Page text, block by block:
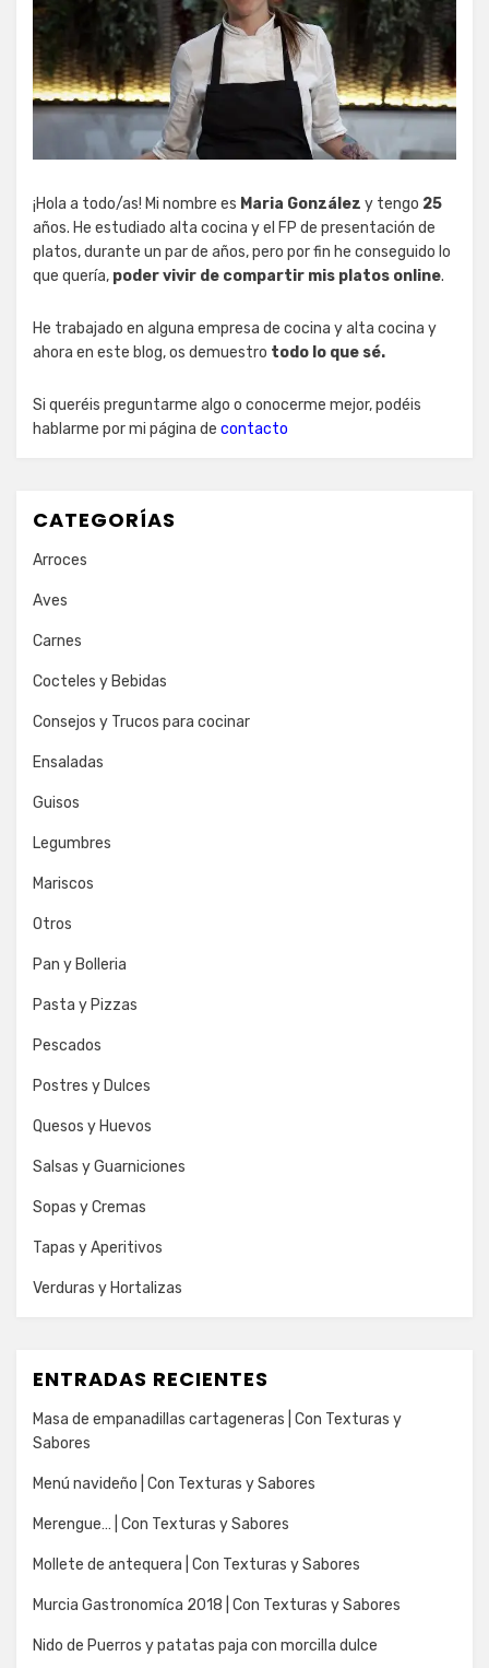
¡Hola a todo/as! Mi nombre es Maria González y tengo 25
años. He estudiado alta cocina y el FP de presentación de
platos, durante un par de años, pero por fin he conseguido lo
que quería, poder vivir de compartir mis platos online.
He trabajado en alguna empresa de cocina y alta cocina y
ahora en este blog, os demuestro todo lo que sé.
Si queréis preguntarme algo o conocerme mejor, podéis
hablarme por mi página de contacto
CATEGORÍAS
Arroces
Aves
Carnes
Cocteles y Bebidas
Consejos y Trucos para cocinar
Ensaladas
Guisos
Legumbres
Mariscos
Otros
Pan y Bolleria
Pasta y Pizzas
Pescados
Postres y Dulces
Quesos y Huevos
Salsas y Guarniciones
Sopas y Cremas
Tapas y Aperitivos
Verduras y Hortalizas
ENTRADAS RECIENTES
Masa de empanadillas cartageneras | Con Texturas y
Sabores
Menú navideño | Con Texturas y Sabores
Merengue… | Con Texturas y Sabores
Mollete de antequera | Con Texturas y Sabores
Murcia Gastronomíca 2018 | Con Texturas y Sabores
Nido de Puerros y patatas paja con morcilla dulce